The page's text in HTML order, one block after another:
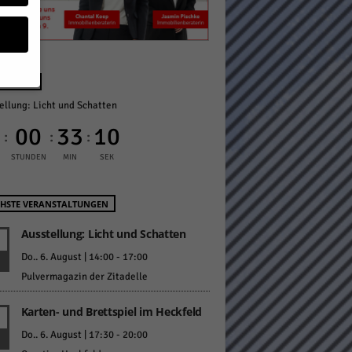
Licht und Schatten
: 00
STUNDEN
: 33
MIN
: 09
SEK
VERANSTALTUNGEN
Ausstellung: Licht und Schatten
Do.. 6. August | 14:00- 17:00
Pulvermagazin der Zitadelle
Karten- und Brettspiel im Heckfeld
Do.. 6. August | 17:30- 20:00
z.
Zurück